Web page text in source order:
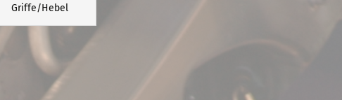
Passwort vergessen?
Griffe/Hebel